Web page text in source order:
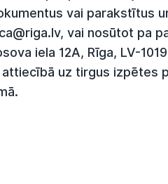
vai parakstītus
vai nosūtot pa
iela 12A, Rīga, LV-
uz tirgus izpētes